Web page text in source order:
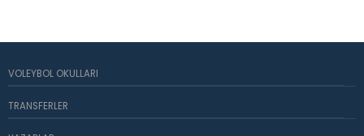
VOLEYBOL OKULLARI
TRANSFERLER